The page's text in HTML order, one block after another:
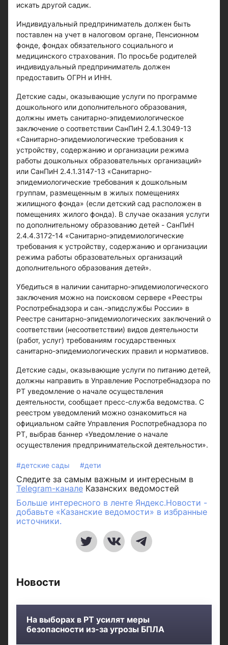
искать другой садик.
Индивидуальный предприниматель должен быть
поставлен на учет в налоговом органе, Пенсионном
фонде, фондах обязательного социального и
медицинского страхования. По просьбе родителей
индивидуальный предприниматель должен
предоставить ОГРН и ИНН.
Детские сады, оказывающие услуги по программе
дошкольного или дополнительного образования,
должны иметь санитарно-эпидемиологическое
заключение о соответствии СанПиН 2.4.1.3049-13
«Санитарно-эпидемиологические требования к
устройству, содержанию и организации режима
работы дошкольных образовательных организаций»
или СанПиН 2.4.1.3147-13 «Санитарно-
эпидемиологические требования к дошкольным
группам, размещенным в жилых помещениях
жилищного фонда» (если детский сад расположен в
помещениях жилого фонда). В случае оказания услуги
по дополнительному образованию детей - СанПиН
2.4.4.3172-14 «Санитарно-эпидемиологические
требования к устройству, содержанию и организации
режима работы образовательных организаций
дополнительного образования детей».
Убедиться в наличии санитарно-эпидемиологического
заключения можно на поисковом сервере «Реестры
Роспотребнадзора и сан.-эпидслужбы России» в
Реестре санитарно-эпидемиологических заключений о
соответствии (несоответствии) видов деятельности
(работ, услуг) требованиям государственных
санитарно-эпидемиологических правил и нормативов.
Детские сады, оказывающие услуги по питанию детей,
должны направить в Управление Роспотребнадзора по
РТ уведомление о начале осуществления
деятельности, сообщает пресс-служба ведомства. С
реестром уведомлений можно ознакомиться на
официальном сайте Управления Роспотребнадзора по
РТ, выбрав баннер «Уведомление о начале
осуществления предпринимательской деятельности».
#детские сады #дети
Следите за самым важным и интересным в
Telegram-канале Казанских ведомостей
Больше интересного в ленте Яндекс.Новости -
добавьте «Казанские ведомости» в избранные
источники.
Новости
На выборах в РТ усилят меры
безопасности из-за угрозы БПЛА